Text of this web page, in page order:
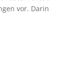
vor. Darin